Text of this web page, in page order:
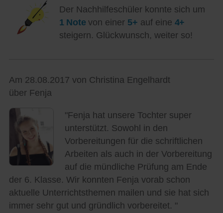
Der Nachhilfeschüler konnte sich um
1 Notevon einer 5+ auf eine 4+
steigern. Glückwunsch, weiter so!
Am 28.08.2017 von Christina Engelhardt
über Fenja
"Fenja hat unsere Tochter super
unterstützt. Sowohl in den
Vorbereitungen für die schriftlichen
Arbeiten als auch in der Vorbereitung
auf die mündliche Prüfung am Ende
der 6. Klasse. Wir konnten Fenja vorab schon
aktuelle Unterrichtsthemen mailen und sie hat sich
immer sehr gut und gründlich vorbereitet. "